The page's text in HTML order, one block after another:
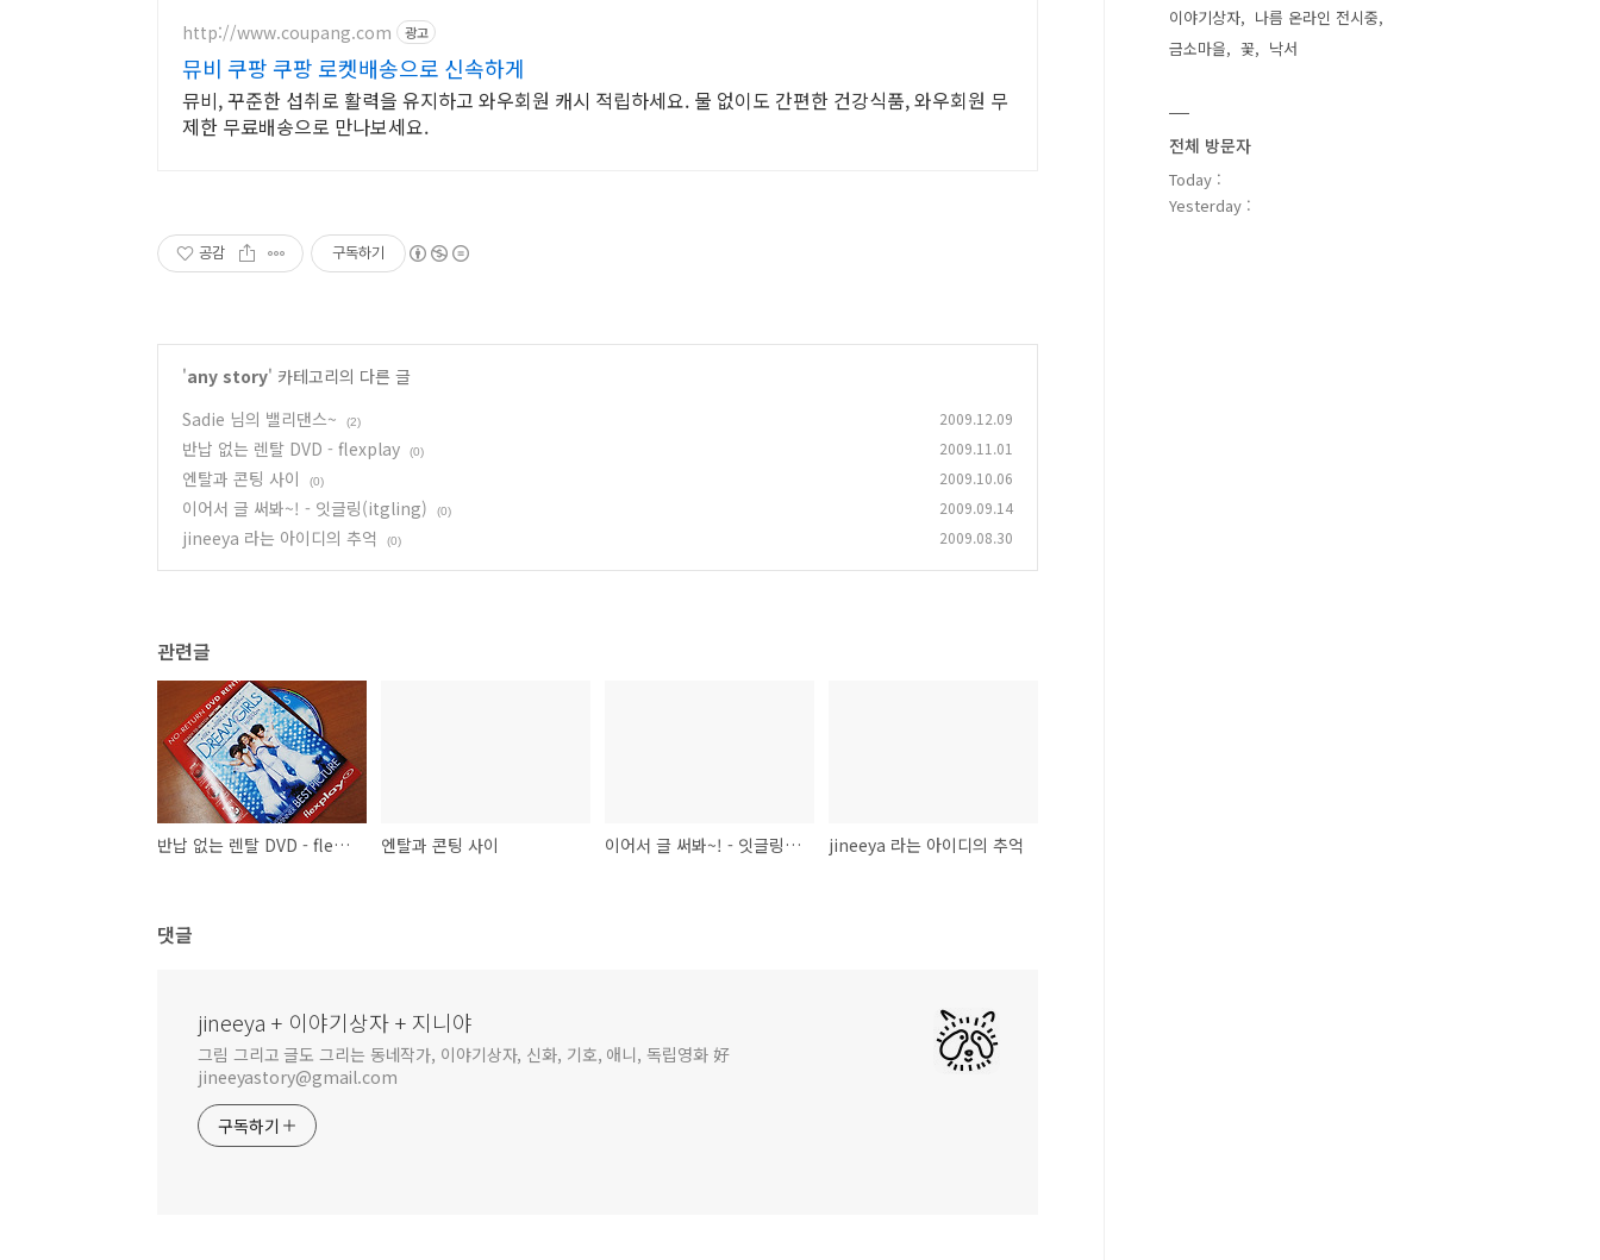
http://www.coupang.com 광고
뮤비 쿠팡 쿠팡 로켓배송으로 신속하게
뮤비, 꾸준한 섭취로 활력을 유지하고 와우회원 캐시 적립하세요. 물 없이도 간편한 건강식품, 와우회원 무
제한 무료배송으로 만나보세요.
공감 구독하기
'any story' 카테고리의 다른 글
Sadie 님의 밸리댄스~
(2) 2009.12.09
반납 없는 렌탈 DVD - flexplay (0) 2009.11.01
엔탈과 콘팅 사이 (0) 2009.10.06
이어서 글 써봐~! - 잇글링(itgling) (0) 2009.09.14
jineeya 라는 아이디의 추억 (0) 2009.08.30
관련글
반납 없는 렌탈 DVD - flexplay 엔탈과 콘팅 사이 이어서 글 써봐~! - 잇글링(itgling) jineeya 라는 아이디의 추억
댓글
jineeya + 이야기상자 + 지니야
그림 그리고 글도 그리는 동네작가, 이야기상자, 신화, 기호, 애니, 독립영화 好
jineeyastory@gmail.com
구독하기
이야기상자
나름 온라인 전시중
금소마을
꽃 낙서
전체 방문자
Today :
Yesterday :